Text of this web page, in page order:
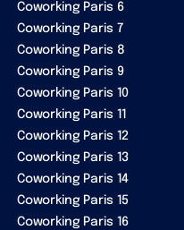
Coworking Paris 6
Coworking Paris 7
Coworking Paris 8
Coworking Paris 9
Coworking Paris 10
Coworking Paris 11
Coworking Paris 12
Coworking Paris 13
Coworking Paris 14
Coworking Paris 15
Coworking Paris 16